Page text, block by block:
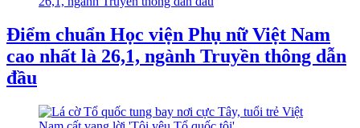
Điểm chuẩn Học viện Phụ nữ Việt Nam
cao nhất là 26,1, ngành Truyền thông dẫn
đầu